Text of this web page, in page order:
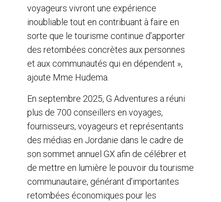
voyageurs vivront une expérience
inoubliable tout en contribuant à faire en
sorte que le tourisme continue d’apporter
des retombées concrètes aux personnes
et aux communautés qui en dépendent »,
ajoute Mme Hudema.
En septembre 2025, G Adventures a réuni
plus de 700 conseillers en voyages,
fournisseurs, voyageurs et représentants
des médias en Jordanie dans le cadre de
son sommet annuel GX afin de célébrer et
de mettre en lumière le pouvoir du tourisme
communautaire, générant d’importantes
retombées économiques pour les